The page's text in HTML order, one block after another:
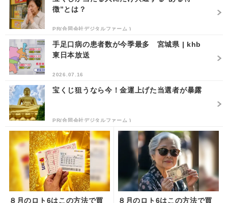
徴”とは？
PR(合同会社デジタルファーム )
手足口病の患者数が今季最多 宮城県 | khb
東日本放送
2026.07.16
宝くじ狙うなら今！金運上げた当選者が暴露
PR(合同会社デジタルファーム )
８月のロト6はこの方法で買 ８月のロト6はこの方法で買